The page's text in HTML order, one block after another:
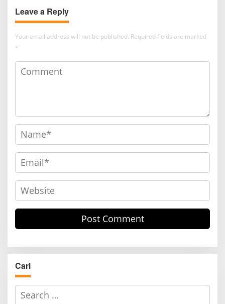
Leave a Reply
Your email address will not be published. Required fields are marked
*
Cari
S